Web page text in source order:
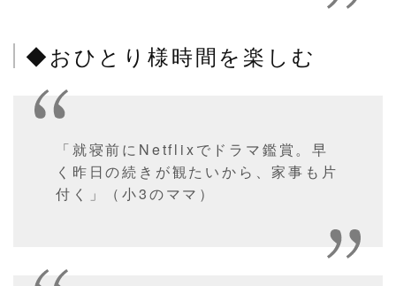
◆おひとり様時間を楽しむ
「就寝前にNetflixでドラマ鑑賞。早
く昨日の続きが観たいから、家事も片
付く」（小3のママ）